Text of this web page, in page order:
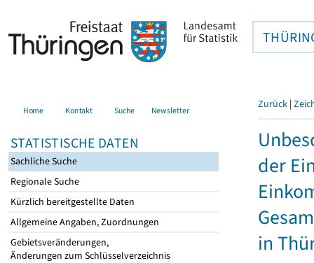
Home Kontakt Suche Newsletter
STATISTISCHE DATEN
Sachliche Suche
Regionale Suche
Kürzlich bereitgestellte Daten
Allgemeine Angaben, Zuordnungen
Gebietsveränderungen,
Änderungen zum Schlüsselverzeichnis
Zurück |
der
in